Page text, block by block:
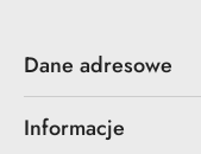
Dane adresowe
Informacje